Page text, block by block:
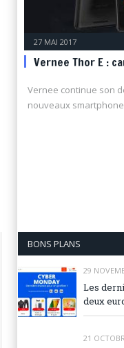
27 MAI 2017
Vernee Thor E :
Vernee continue son
nouveaux
BONS PLANS
29
Les
deux
21